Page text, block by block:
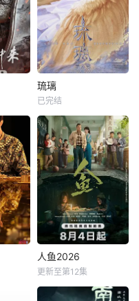
琉璃
已完结
人鱼2026
更新至第12集